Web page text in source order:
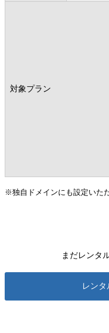
対象プラン
※独自ドメインにも設定いた
まだレンタ
レン